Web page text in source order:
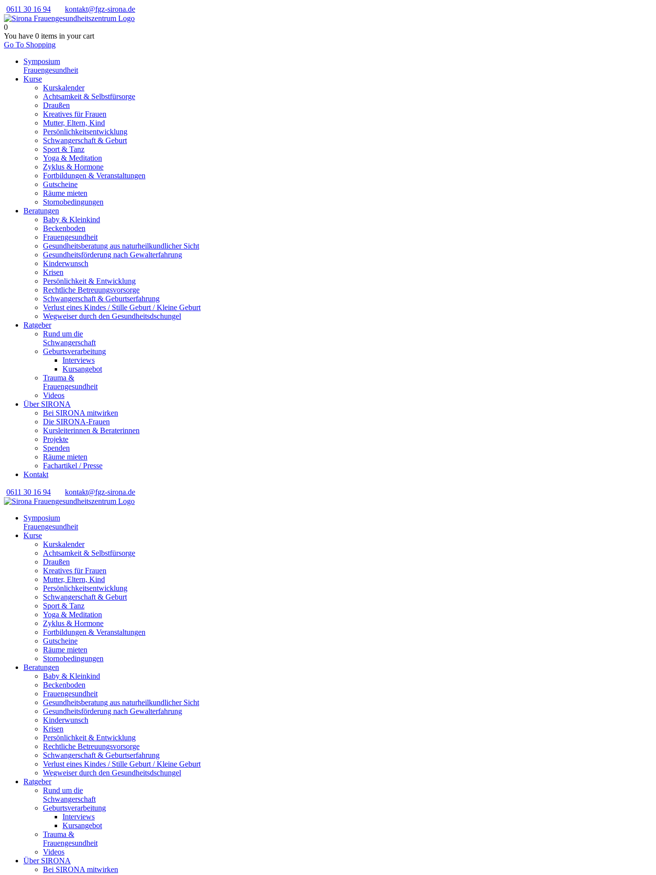
0611 30 16 94 kontakt@fgz-sirona.de
0
You have 0 items in your cart
Go To Shopping
Symposium
Frauengesundheit
Kurse
Kurskalender
Achtsamkeit & Selbstfürsorge
Draußen
Kreatives für Frauen
Mutter, Eltern, Kind
Persönlichkeits­entwicklung
Schwangerschaft & Geburt
Sport & Tanz
Yoga & Meditation
Zyklus & Hormone
Fortbildungen & Veranstaltungen
Gutscheine
Räume mieten
Stornobedingungen
Beratungen
Baby & Kleinkind
Beckenboden
Frauengesundheit
Gesundheitsberatung aus naturheilkundlicher Sicht
Gesundheitsförderung nach Gewalterfahrung
Kinderwunsch
Krisen
Persönlichkeit & Entwicklung
Rechtliche Betreuungsvorsorge
Schwangerschaft & Geburtserfahrung
Verlust eines Kindes / Stille Geburt / Kleine Geburt
Wegweiser durch den Gesundheitsdschungel
Ratgeber
Rund um die
Schwangerschaft
Geburtsverarbeitung
Interviews
Kursangebot
Trauma &
Frauengesundheit
Videos
Über SIRONA
Bei SIRONA mitwirken
Die SIRONA-Frauen
Kursleiterinnen & Beraterinnen
Projekte
Spenden
Räume mieten
Fachartikel / Presse
Kontakt
0611 30 16 94 kontakt@fgz-sirona.de
Symposium
Frauengesundheit
Kurse
Kurskalender
Achtsamkeit & Selbstfürsorge
Draußen
Kreatives für Frauen
Mutter, Eltern, Kind
Persönlichkeits­entwicklung
Schwangerschaft & Geburt
Sport & Tanz
Yoga & Meditation
Zyklus & Hormone
Fortbildungen & Veranstaltungen
Gutscheine
Räume mieten
Stornobedingungen
Beratungen
Baby & Kleinkind
Beckenboden
Frauengesundheit
Gesundheitsberatung aus naturheilkundlicher Sicht
Gesundheitsförderung nach Gewalterfahrung
Kinderwunsch
Krisen
Persönlichkeit & Entwicklung
Rechtliche Betreuungsvorsorge
Schwangerschaft & Geburtserfahrung
Verlust eines Kindes / Stille Geburt / Kleine Geburt
Wegweiser durch den Gesundheitsdschungel
Ratgeber
Rund um die
Schwangerschaft
Geburtsverarbeitung
Interviews
Kursangebot
Trauma &
Frauengesundheit
Videos
Über SIRONA
Bei SIRONA mitwirken